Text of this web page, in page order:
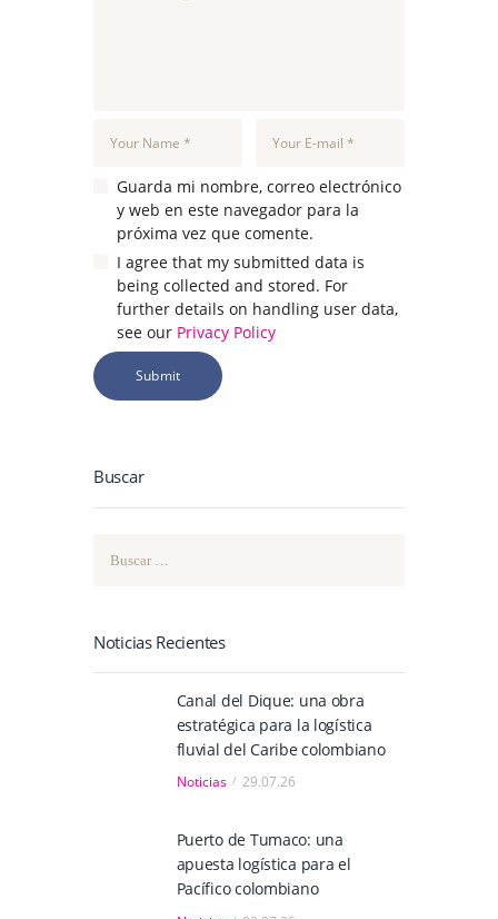
Guarda mi nombre, correo electrónico
y web en este navegador para la
próxima vez que comente.
I agree that my submitted data is
being collected and stored. For
further details on handling user data,
see our Privacy Policy
Buscar
Noticias Recientes
Canal del Dique: una obra
estratégica para la logística
fluvial del Caribe colombiano
Noticias 29.07.26
Puerto de Tumaco: una
apuesta logística para el
Pacífico colombiano